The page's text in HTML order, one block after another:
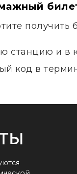
станцию и в
код в